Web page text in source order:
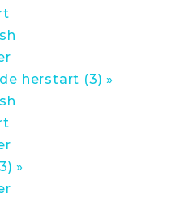
herstart (3) »
»